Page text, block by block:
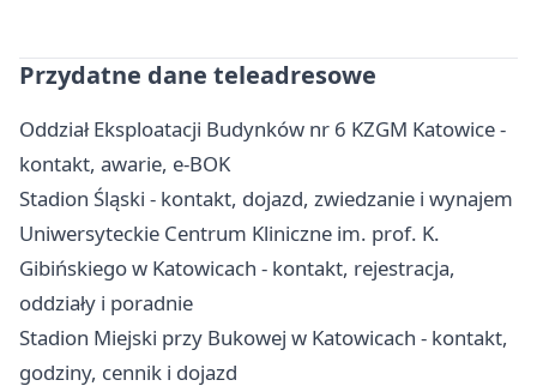
Przydatne dane teleadresowe
Oddział Eksploatacji Budynków nr 6 KZGM Katowice -
kontakt, awarie, e-BOK
Stadion Śląski - kontakt, dojazd, zwiedzanie i wynajem
Uniwersyteckie Centrum Kliniczne im. prof. K.
Gibińskiego w Katowicach - kontakt, rejestracja,
oddziały i poradnie
Stadion Miejski przy Bukowej w Katowicach - kontakt,
godziny, cennik i dojazd